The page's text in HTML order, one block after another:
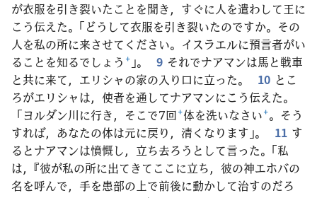
が衣服を引き裂いたことを聞き，すぐに人を遣わして王に
こう伝えた。「どうして衣服を引き裂いたのですか。その
人を私の所に来させてください。イスラエルに預言者がい
ることを知るでしょう + 」。 9 それでナアマンは馬と戦車
と共に来て，エリシャの家の入り口に立った。
10 とこ
ろがエリシャは，使者を通してナアマンにこう伝えた。
「ヨルダン川に行き，そこで7回+体を洗いなさい+。そう
すれば，あなたの体は元に戻り，清くなります」。
11 す
るとナアマンは憤慨し，立ち去ろうとして言った。「私
は，『彼が私の所に出てきてここに立ち，彼の神エホバの
名を呼んで，手を患部の上で前後に動かして治すのだろ